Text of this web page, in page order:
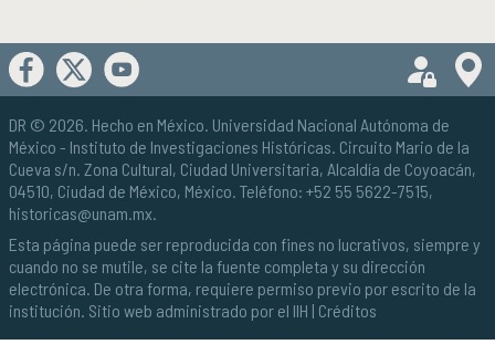
DR © 2026. Hecho en México. Universidad Nacional Autónoma de
México - Instituto de Investigaciones Históricas. Circuito Mario de la
Cueva s/n. Zona Cultural, Ciudad Universitaria, Alcaldía de Coyoacán,
04510, Ciudad de México, México. Teléfono: +52 55 5622-7515,
historicas@unam.mx.
Esta página puede ser reproducida con fines no lucrativos, siempre y
cuando no se mutile, se cite la fuente completa y su dirección
electrónica. De otra forma, requiere permiso previo por escrito de la
institución. Sitio web administrado por el IIH | Créditos